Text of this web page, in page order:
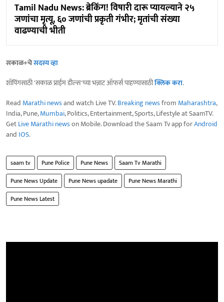
Tamil Nadu News: ब्रेकिंग! विषारी दारू प्यायल्याने २५
जणांचा मृत्यू, ६० जणांची प्रकृती गंभीर; मृतांची संख्या
वाढण्याची भीती
सकाळ+चेसदस्य व्हा
शॉपिंगसाठी 'सकाळ प्राईम डील्स'च्या भन्नाट ऑफर्स पाहण्यासाठीक्लिक करा.
Read Marathi newsand watch Live TV.Breaking newsfrom Maharashtra,
India, Pune,Mumbai, Politics, Entertainment, Sports, Lifestyle at SaamTV.
GetLive Marathi newson Mobile. Download the Saam Tv app forAndroid
and IOS.
saam tv Pune Police Pune News
Saam Tv Marathi
Pune News Update
Pune News upadate
Pune News Marathi
Pune News Latest